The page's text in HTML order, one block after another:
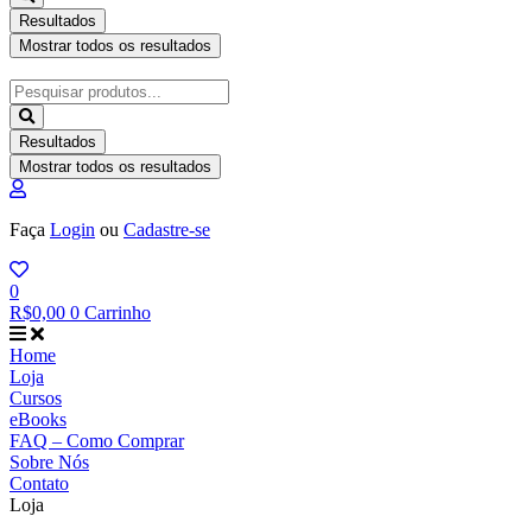
Resultados
Mostrar todos os resultados
Pesquisar
...
Resultados
Mostrar todos os resultados
Faça Login ou Cadastre-se
0
R$0,00 0 Carrinho
Home
Loja
Cursos
eBooks
FAQ – Como Comprar
Sobre Nós
Contato
Loja